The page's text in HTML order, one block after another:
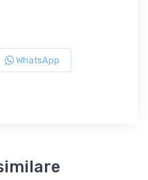
WhatsApp